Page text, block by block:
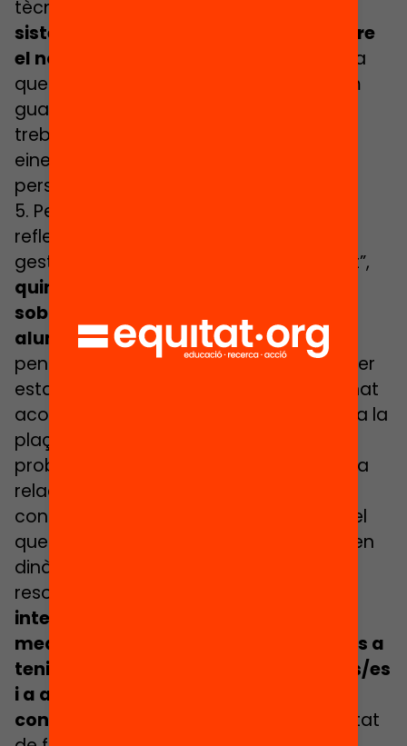
tècnic informàtic, per poder
sistema de préstec de dispositius entre
el nostre alumnat
. Cal fer-nos a la idea
que si no volem perdre tot el que estem
guanyant actualment i si volem seguir
treballant d’aquesta manera, cal tenir
eines suficients per a totes aquelles
persones que no en tenen.
5. Per acabar, actualment estem
reflexionant i buscant maneres per a
gestionar, quan “tornem a la normalitat”,
quin tipus d’atenció emocional i
sobretot de socialització entre els
alumnes haurem d’aplicar. Ja que
pensem que més que la dificultat d’haver
estat confinats a casa (el nostre alumnat
acostuma a anar a l’escola, si fa bo va a la
plaça i sinó es queden a casa), el
problema més gran que tindrem és en la
relació entre els iguals i la generació de
conflictes que això pot portar, així que el
que ens caldrà és posar molt d’èmfasi en
dinàmiques de grup i molt de treball de
resolució de conflictes. Per tant,
intentant crear un “projecte d’escola
mediadora”, on ensenyar als alumnes a
tenir bones relacions entre companys/es
i a aplicar una bona resolució de
conflictes
. També es valora la possibilitat